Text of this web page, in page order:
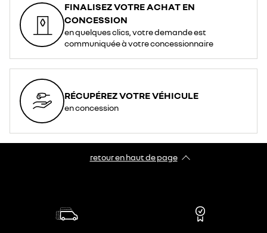
FINALISEZ VOTRE ACHAT EN
CONCESSION
en quelques clics, votre demande est
communiquée à votre concessionnaire
RÉCUPÉREZ VOTRE VÉHICULE
en concession
retour en haut de page​